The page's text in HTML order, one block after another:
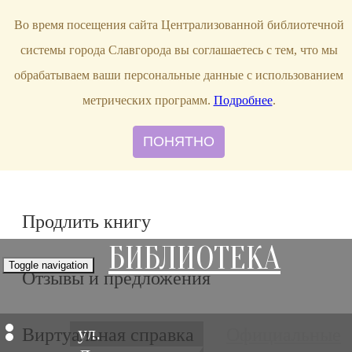
bibl-serv@mail.ru
Продлить книгу
Отзывы и предложения
Виртуальная справка
ул.
Toggle navigation БИБЛИОТЕКА
Во время посещения сайта Централизованной библиотечной
системы города Славгорода вы соглашаетесь с тем, что мы
обрабатываем ваши персональные данные с использованием
метрических программ. Подробнее.
ПОНЯТНО